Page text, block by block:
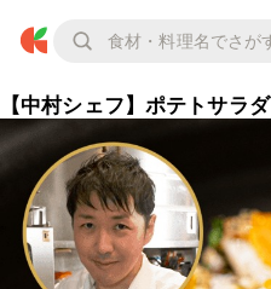
【中村シェフ】ポテトサラダ